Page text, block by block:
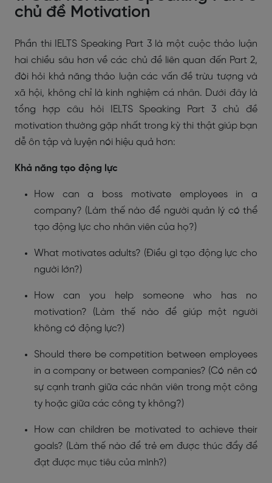
chủ đề Motivation
Phần thi IELTS Speaking Part 3 là một cuộc thảo luận
hai chiều sâu hơn về các chủ đề liên quan đến Part 2,
đòi hỏi khả năng thảo luận các vấn đề trừu tượng và
xã hội, không chỉ là kinh nghiệm cá nhân. Dưới đây là
tổng hợp câu hỏi IELTS Speaking Part 3 chủ đề
motivation thường gặp nhất trong kỳ thi thật giúp bạn
dễ ôn tập và luyện nói hiệu quả hơn:
Khả năng tạo động lực
How can a boss motivate employees in a
company? (Làm thế nào để người quản lý có thể
tạo động lực cho nhân viên của họ?)
What motivates adults? (Điều gì tạo động lực cho
người lớn?)
How can you help someone who has no
motivation? (Làm thế nào để giúp một người
không có động lực?)
Should there be competition between employees
in a company or between companies? (Có nên có
sự cạnh tranh giữa các nhân viên trong một công
ty hoặc giữa các công ty không?)
How can children be motivated to achieve their
goals? (Làm thế nào để trẻ em được thúc đẩy để
đạt được mục tiêu của mình?)